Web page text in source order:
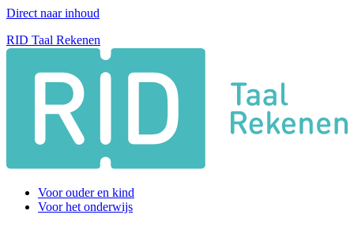
Direct naar inhoud
RID Taal Rekenen
Voor ouder en kind
Voor het onderwijs